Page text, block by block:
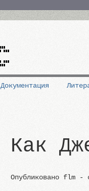
Документация
Как
Опубликовано flm-